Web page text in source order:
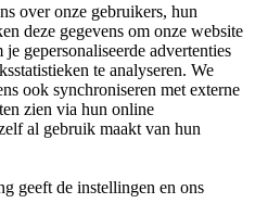
over onze gebruikers, hun
deze gegevens om onze website
gepersonaliseerde advertenties
te analyseren. We
ook synchroniseren met externe
zien via hun online
al gebruik maakt van hun
geeft de instellingen en ons